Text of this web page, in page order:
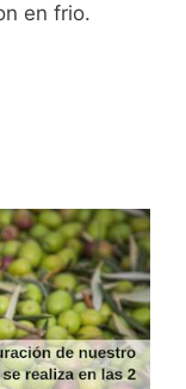
en frio.